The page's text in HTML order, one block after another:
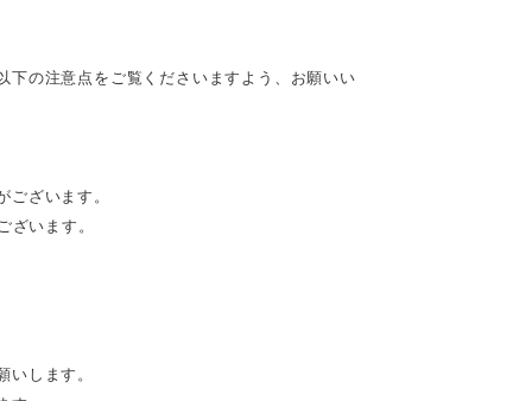
下の注意点をご覧くださいますよう、お願いい
ざいます。
います。
します。